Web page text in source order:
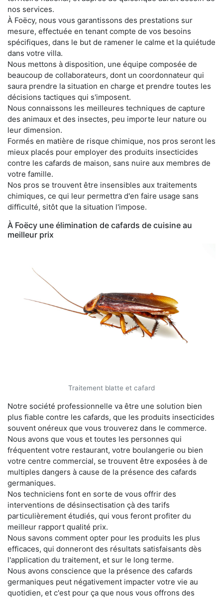
nos services.
À Foëcy, nous vous garantissons des prestations sur
mesure, effectuée en tenant compte de vos besoins
spécifiques, dans le but de ramener le calme et la quiétude
dans votre villa.
Nous mettons à disposition, une équipe composée de
beaucoup de collaborateurs, dont un coordonnateur qui
saura prendre la situation en charge et prendre toutes les
décisions tactiques qui s'imposent.
Nous connaissons les meilleures techniques de capture
des animaux et des insectes, peu importe leur nature ou
leur dimension.
Formés en matière de risque chimique, nos pros seront les
mieux placés pour employer des produits insecticides
contre les cafards de maison, sans nuire aux membres de
votre famille.
Nos pros se trouvent être insensibles aux traitements
chimiques, ce qui leur permettra d'en faire usage sans
difficulté, sitôt que la situation l'impose.
À Foëcy une élimination de cafards de cuisine au
meilleur prix
Traitement blatte et cafard
Notre société professionnelle va être une solution bien
plus fiable contre les cafards, que les produits insecticides
souvent onéreux que vous trouverez dans le commerce.
Nous avons que vous et toutes les personnes qui
fréquentent votre restaurant, votre boulangerie ou bien
votre centre commercial, se trouvent être exposées à de
multiples dangers à cause de la présence des cafards
germaniques.
Nos techniciens font en sorte de vous offrir des
interventions de désinsectisation çà des tarifs
particulièrement étudiés, qui vous feront profiter du
meilleur rapport qualité prix.
Nous savons comment opter pour les produits les plus
efficaces, qui donneront des résultats satisfaisants dès
l'application du traitement, et sur le long terme.
Nous avons conscience que la présence des cafards
germaniques peut négativement impacter votre vie au
quotidien, et c'est pour ça que nous vous offrons des